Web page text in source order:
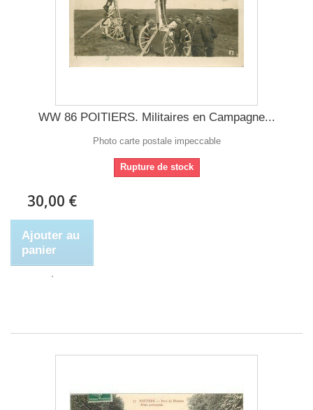
WW 86 POITIERS. Militaires en Campagne...
Photo carte postale impeccable
Rupture de stock
30,00 €
Ajouter au
panier